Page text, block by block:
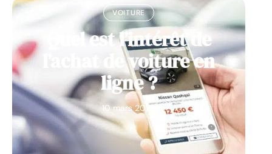
VOITURE
Quel est l’intérêt de
l’achat de voiture en
ligne ?
10 mars 2026